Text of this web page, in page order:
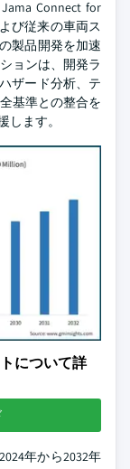
Connect for
び従来の車両ス
製品開発を加速
ョンは、開発ラ
ザード分析、テ
基準との整合を
ます。
について詳
年から2032年